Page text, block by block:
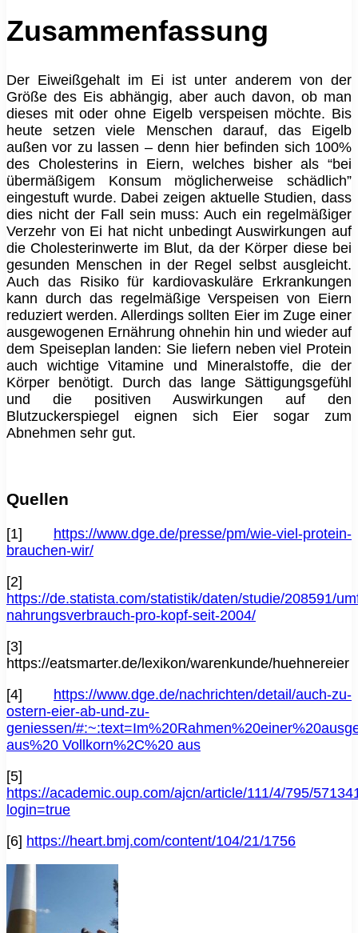
Zusammenfassung
Der Eiweißgehalt im Ei ist unter anderem von der
Größe des Eis abhängig, aber auch davon, ob man
dieses mit oder ohne Eigelb verspeisen möchte. Bis
heute setzen viele Menschen darauf, das Eigelb
außen vor zu lassen – denn hier befinden sich 100%
des Cholesterins in Eiern, welches bisher als “bei
übermäßigem Konsum möglicherweise schädlich”
eingestuft wurde. Dabei zeigen aktuelle Studien, dass
dies nicht der Fall sein muss: Auch ein regelmäßiger
Verzehr von Ei hat nicht unbedingt Auswirkungen auf
die Cholesterinwerte im Blut, da der Körper diese bei
gesunden Menschen in der Regel selbst ausgleicht.
Auch das Risiko für kardiovaskuläre Erkrankungen
kann durch das regelmäßige Verspeisen von Eiern
reduziert werden. Allerdings sollten Eier im Zuge einer
ausgewogenen Ernährung ohnehin hin und wieder auf
dem Speiseplan landen: Sie liefern neben viel Protein
auch wichtige Vitamine und Mineralstoffe, die der
Körper benötigt. Durch das lange Sättigungsgefühl
und die positiven Auswirkungen auf den
Blutzuckerspiegel eignen sich Eier sogar zum
Abnehmen sehr gut.
Quellen
[1] https://www.dge.de/presse/pm/wie-viel-protein-
brauchen-wir/
[2]
https://de.statista.com/statistik/daten/studie/208591/
nahrungsverbrauch-pro-kopf-seit-2004/
[3]
https://eatsmarter.de/lexikon/warenkunde/huehnereier
[4] https://www.dge.de/nachrichten/detail/auch-zu-
ostern-eier-ab-und-zu-
geniessen/
aus%20 Vollkorn%2C%20 aus
[5]
https://academic.oup.com/ajcn/article/111/4/795/
login=true
[6] https://heart.bmj.com/content/104/21/1756